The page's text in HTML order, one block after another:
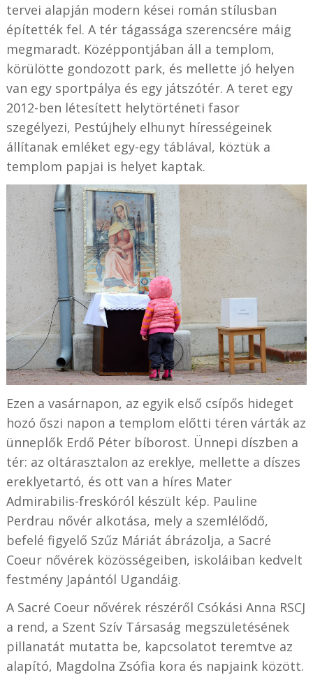
tervei alapján modern kései román stílusban
építették fel. A tér tágassága szerencsére máig
megmaradt. Középpontjában áll a templom,
körülötte gondozott park, és mellette jó helyen
van egy sportpálya és egy játszótér. A teret egy
2012-ben létesített helytörténeti fasor
szegélyezi, Pestújhely elhunyt hírességeinek
állítanak emléket egy-egy táblával, köztük a
templom papjai is helyet kaptak.
Ezen a vasárnapon, az egyik első csípős hideget
hozó őszi napon a templom előtti téren várták az
ünneplők Erdő Péter bíborost. Ünnepi díszben a
tér: az oltárasztalon az ereklye, mellette a díszes
ereklyetartó, és ott van a híres Mater
Admirabilis-freskóról készült kép. Pauline
Perdrau nővér alkotása, mely a szemlélődő,
befelé figyelő Szűz Máriát ábrázolja, a Sacré
Coeur nővérek közösségeiben, iskoláiban kedvelt
festmény Japántól Ugandáig.
A Sacré Coeur nővérek részéről Csókási Anna RSCJ
a rend, a Szent Szív Társaság megszületésének
pillanatát mutatta be, kapcsolatot teremtve az
alapító, Magdolna Zsófia kora és napjaink között.